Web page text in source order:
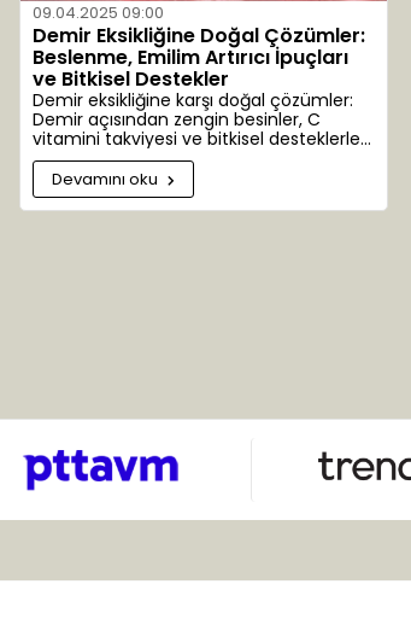
09.04.2025 09:00
Demir Eksikliğine Doğal Çözümler:
Beslenme, Emilim Artırıcı İpuçları
ve Bitkisel Destekler
Demir eksikliğine karşı doğal çözümler:
Demir açısından zengin besinler, C
vitamini takviyesi ve bitkisel desteklerle
sağlıklı kan üretimi.
Devamını oku